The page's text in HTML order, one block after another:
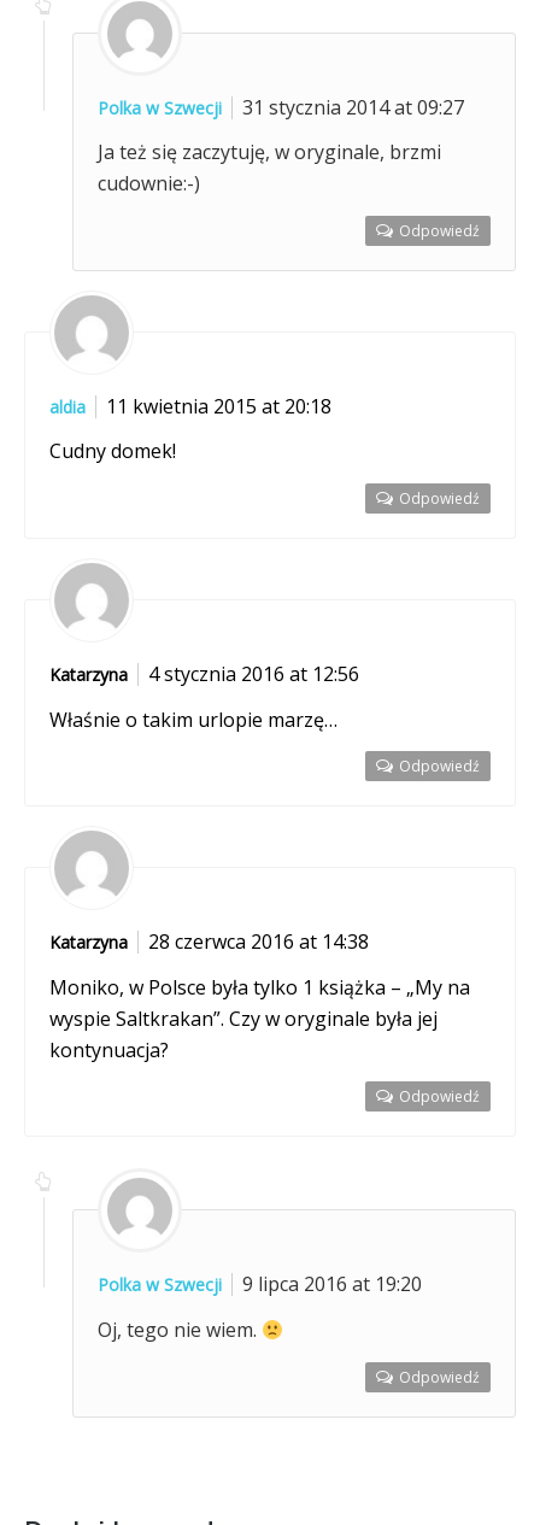
Polka w Szwecji
31 stycznia 2014 at 09:27
Ja też się zaczytuję, w oryginale, brzmi
cudownie:-)
Odpowiedź
aldia
11 kwietnia 2015 at 20:18
Cudny domek!
Odpowiedź
Katarzyna
4 stycznia 2016 at 12:56
Właśnie o takim urlopie marzę…
Odpowiedź
Katarzyna
28 czerwca 2016 at 14:38
Moniko, w Polsce była tylko 1 książka – „My na
wyspie Saltkrakan”. Czy w oryginale była jej
kontynuacja?
Odpowiedź
Polka w Szwecji
9 lipca 2016 at 19:20
Oj, tego nie wiem.
Odpowiedź